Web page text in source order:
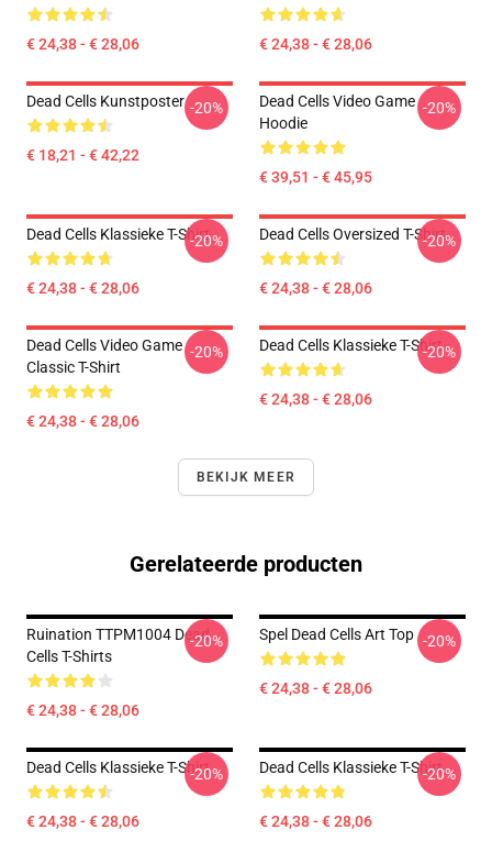
€ 24,38 - € 28,06 € 24,38 - € 28,06
Dead Cells Kunstposter
€ 18,21 - € 42,22
-20%
Dead Cells Video Game
Hoodie
€ 39,51 - € 45,95
-20%
Dead Cells Klassieke T-Shirt
€ 24,38 - € 28,06
-20% Dead Cells Oversized T-Shirt
€ 24,38 - € 28,06
-20%
Dead Cells Video Game
Classic T-Shirt
€ 24,38 - € 28,06
-20% Dead Cells Klassieke T-Shirt
€ 24,38 - € 28,06
-20%
BEKIJK MEER
Gerelateerde producten
Ruination TTPM1004 Dead
Cells T-Shirts
€ 24,38 - € 28,06
-20% Spel Dead Cells Art Top
€ 24,38 - € 28,06
-20%
Dead Cells Klassieke T-Shirt
€ 24,38 - € 28,06
-20% Dead Cells Klassieke T-Shirt
€ 24,38 - € 28,06
-20%